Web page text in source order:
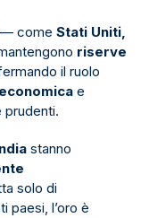
— come Stati Uniti,
riserve
il ruolo
e
prudenti.
stanno
solo di
paesi, l’oro è